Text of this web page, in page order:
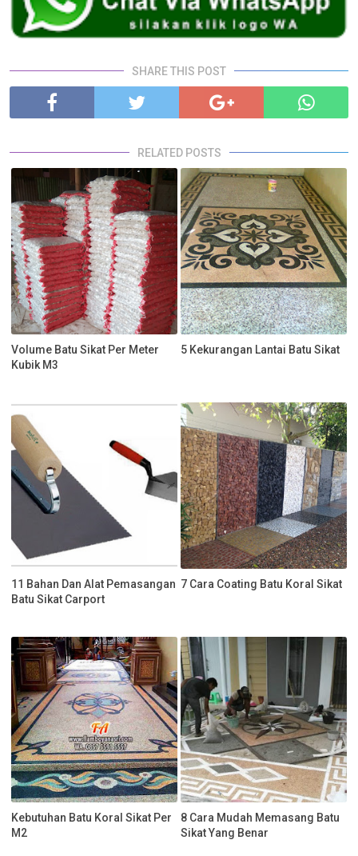
SHARE THIS POST
RELATED POSTS
Volume Batu Sikat Per Meter
Kubik M3
5 Kekurangan Lantai Batu Sikat
11 Bahan Dan Alat Pemasangan
Batu Sikat Carport
7 Cara Coating Batu Koral Sikat
Kebutuhan Batu Koral Sikat Per
M2
8 Cara Mudah Memasang Batu
Sikat Yang Benar